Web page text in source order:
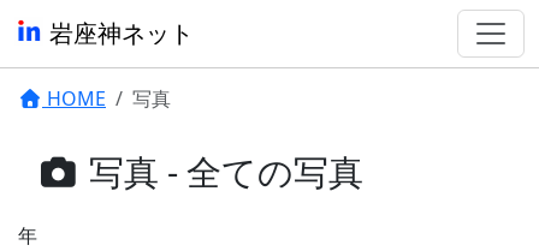
岩座神ネット
HOME 写真
写真 - 全ての写真
年